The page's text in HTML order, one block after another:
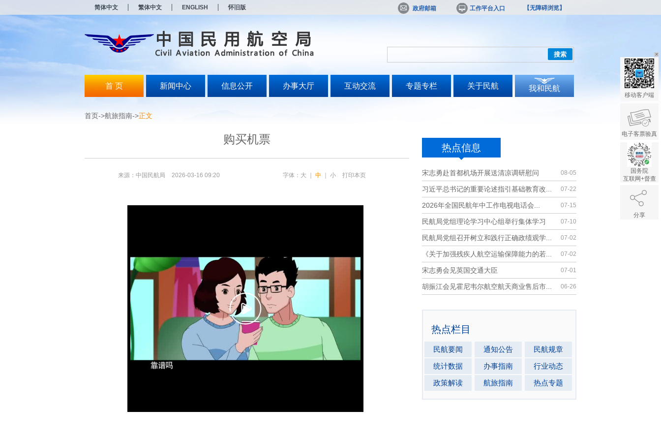
简体中文 繁体中文 ENGLISH 怀旧版 政府邮箱 工作平台入口 【无障碍浏览】
搜索
首 页 新闻中心 信息公开 办事大厅 互动交流 专题专栏 关于民航 我和民航
首页->航旅指南->正文
热点信息
08-05
宋志勇赴首都机场开展送清凉调研慰问
07-22
习近平总书记的重要论述指引基础教育改...
07-15
2026年全国民航年中工作电视电话会...
07-10
民航局党组理论学习中心组举行集体学习
07-02
民航局党组召开树立和践行正确政绩观学...
07-02
《关于加强残疾人航空运输保障能力的若...
07-01
宋志勇会见英国交通大臣
06-26
胡振江会见霍尼韦尔航空航天商业售后市...
热点栏目
民航要闻 通知公告
民航规章
统计数据
办事指南
行业动态
政策解读
航旅指南 热点专题
购买机票
来源：中国民航局 2026-03-16 09:20 字体： 大 中 小 打印本页
移动客户端
电子客票验真
国务院
互联网+督查
分享
打
无
障